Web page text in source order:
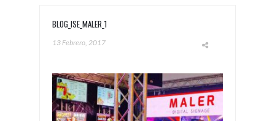
BLOG_ISE_MALER_1
13 Febrero, 2017